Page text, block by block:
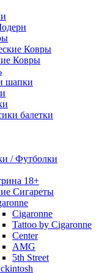
Ковры
Ковры
шапки
балетки
/ Футболки
18+
Сигареты
Cigaronne
Tattoo by Cigaronne
Center
AMG
5th Street